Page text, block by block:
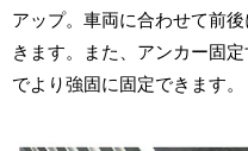
アップ。車両に合わせて前
きます。また、アンカー固
でより強固に固定できます。